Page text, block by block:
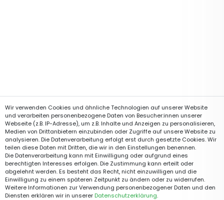
Wir verwenden Cookies und ähnliche Technologien auf unserer Website
und verarbeiten personenbezogene Daten von Besucher:innen unserer
Webseite (z.B. IP-Adresse), um z.B. Inhalte und Anzeigen zu personalisieren,
Medien von Drittanbietern einzubinden oder Zugriffe auf unsere Website zu
analysieren. Die Datenverarbeitung erfolgt erst durch gesetzte Cookies. Wir
teilen diese Daten mit Dritten, die wir in den Einstellungen benennen.
Die Datenverarbeitung kann mit Einwilligung oder aufgrund eines
berechtigten Interesses erfolgen. Die Zustimmung kann erteilt oder
abgelehnt werden. Es besteht das Recht, nicht einzuwilligen und die
Einwilligung zu einem späteren Zeitpunkt zu ändern oder zu widerrufen.
Weitere Informationen zur Verwendung personenbezogener Daten und den
Diensten erklären wir in unserer Daten­schutz­erklärung.